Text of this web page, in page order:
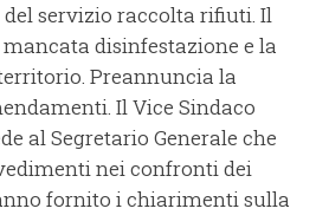
servizio raccolta rifiuti. Il
disinfestazione e la
Preannuncia la
Il Vice Sindaco
al Segretario Generale che
nei confronti dei
fornito i chiarimenti sulla